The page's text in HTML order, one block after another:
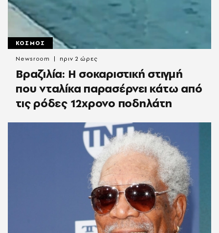
ΚΟΣΜΟΣ
Βραζιλία: Η σοκαριστική στιγμή
που νταλίκα παρασέρνει κάτω από
τις ρόδες 12χρονο ποδηλάτη
Newsroom πριν 2 ώρες